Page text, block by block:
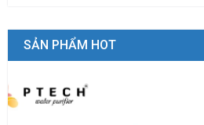
SẢN PHẨM HOT